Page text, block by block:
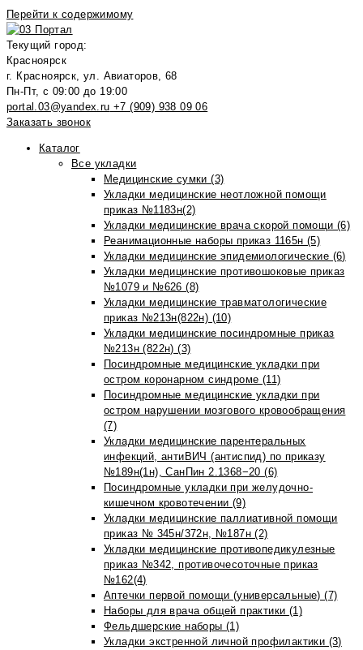
Перейти к содержимому
Текущий город:
Красноярск
г. Красноярск, ул. Авиаторов, 68
Пн-Пт, с 09:00 до 19:00
portal.03@yandex.ru +7 (909) 938 09 06
Заказать звонок
Каталог
Все укладки
Медицинские сумки (3)
Укладки медицинские неотложной помощи
приказ №1183н(2)
Укладки медицинские врача скорой помощи (6)
Реанимационные наборы приказ 1165н (5)
Укладки медицинские эпидемиологические (6)
Укладки медицинские противошоковые приказ
№1079 и №626 (8)
Укладки медицинские травматологические
приказ №213н(822н) (10)
Укладки медицинские посиндромные приказ
№213н (822н) (3)
Посиндромные медицинские укладки при
остром коронарном синдроме (11)
Посиндромные медицинские укладки при
остром нарушении мозгового кровообращения
(7)
Укладки медицинские парентеральных
инфекций, антиВИЧ (антиспид) по приказу
№189н(1н), СанПин 2.1368−20 (6)
Посиндромные укладки при желудочно-
кишечном кровотечении (9)
Укладки медицинские паллиативной помощи
приказ № 345н/372н, №187н (2)
Укладки медицинские противопедикулезные
приказ №342, противочесоточные приказ
№162(4)
Аптечки первой помощи (универсальные) (7)
Наборы для врача общей практики (1)
Фельдшерские наборы (1)
Укладки экстренной личной профилактики (3)